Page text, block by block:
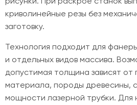
криволинейные резы без
заготовку.
Технология подходит для
и отдельных видов массива.
допустимая толщина зависят от
материала, породы древесины,
мощности лазерной трубки. Для